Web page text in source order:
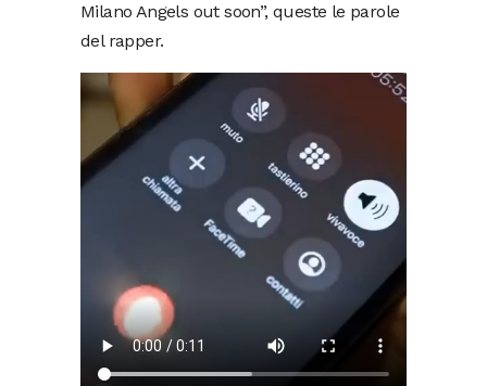
Milano Angels out soon”, queste le parole
del rapper.